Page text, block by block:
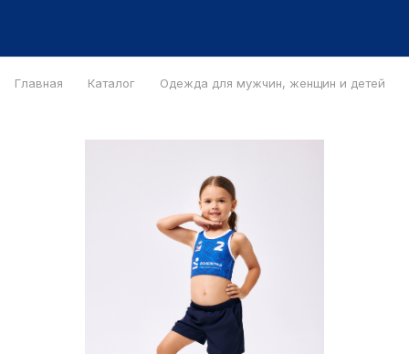
Главная Каталог Одежда для мужчин, женщин и детей